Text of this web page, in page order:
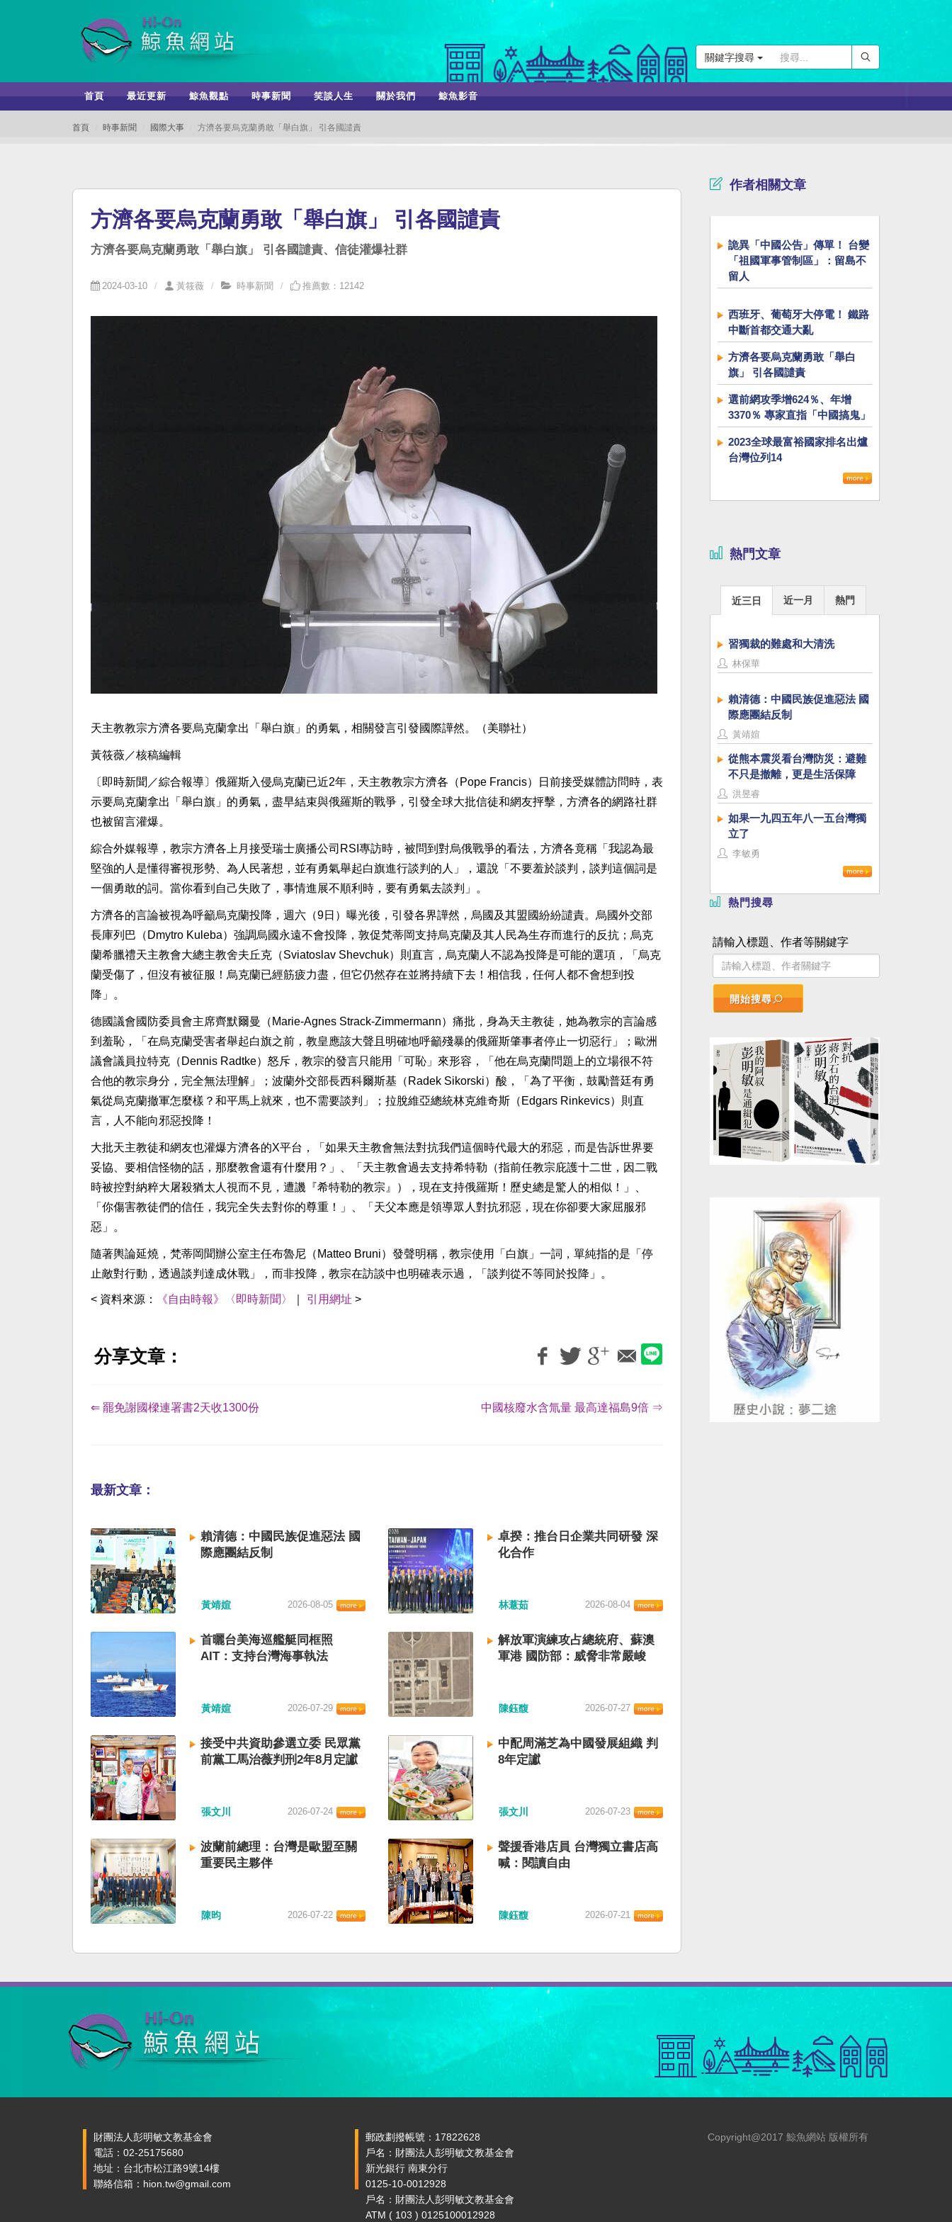
關鍵字搜尋
首頁 最近更新 鯨魚觀點 時事新聞 笑談人生 關於我們 鯨魚影音
首頁 時事新聞 國際大事 方濟各要烏克蘭勇敢「舉白旗」 引各國譴責
方濟各要烏克蘭勇敢「舉白旗」 引各國譴責
方濟各要烏克蘭勇敢「舉白旗」 引各國譴責、信徒灌爆社群
2024-03-10 黃筱薇 時事新聞 推薦數：12142
天主教教宗方濟各要烏克蘭拿出「舉白旗」的勇氣，相關發言引發國際譁然。（美聯社）
黃筱薇／核稿編輯
〔即時新聞／綜合報導〕俄羅斯入侵烏克蘭已近2年，天主教教宗方濟各（Pope Francis）日前接受媒體訪問時，表
示要烏克蘭拿出「舉白旗」的勇氣，盡早結束與俄羅斯的戰爭，引發全球大批信徒和網友抨擊，方濟各的網路社群
也被留言灌爆。
綜合外媒報導，教宗方濟各上月接受瑞士廣播公司RSI專訪時，被問到對烏俄戰爭的看法，方濟各竟稱「我認為最
堅強的人是懂得審視形勢、為人民著想，並有勇氣舉起白旗進行談判的人」，還說「不要羞於談判，談判這個詞是
一個勇敢的詞。當你看到自己失敗了，事情進展不順利時，要有勇氣去談判」。
方濟各的言論被視為呼籲烏克蘭投降，週六（9日）曝光後，引發各界譁然，烏國及其盟國紛紛譴責。烏國外交部
長庫列巴（Dmytro Kuleba）強調烏國永遠不會投降，敦促梵蒂岡支持烏克蘭及其人民為生存而進行的反抗；烏克
蘭希臘禮天主教會大總主教舍夫丘克（Sviatoslav Shevchuk）則直言，烏克蘭人不認為投降是可能的選項，「烏克
蘭受傷了，但沒有被征服！烏克蘭已經筋疲力盡，但它仍然存在並將持續下去！相信我，任何人都不會想到投
降」。
德國議會國防委員會主席齊默爾曼（Marie-Agnes Strack-Zimmermann）痛批，身為天主教徒，她為教宗的言論感
到羞恥，「在烏克蘭受害者舉起白旗之前，教皇應該大聲且明確地呼籲殘暴的俄羅斯肇事者停止一切惡行」；歐洲
議會議員拉特克（Dennis Radtke）怒斥，教宗的發言只能用「可恥」來形容，「他在烏克蘭問題上的立場很不符
合他的教宗身分，完全無法理解」；波蘭外交部長西科爾斯基（Radek Sikorski）酸，「為了平衡，鼓勵普廷有勇
氣從烏克蘭撤軍怎麼樣？和平馬上就來，也不需要談判」；拉脫維亞總統林克維奇斯（Edgars Rinkevics）則直
言，人不能向邪惡投降！
大批天主教徒和網友也灌爆方濟各的X平台，「如果天主教會無法對抗我們這個時代最大的邪惡，而是告訴世界要
妥協、要相信怪物的話，那麼教會還有什麼用？」、「天主教會過去支持希特勒（指前任教宗庇護十二世，因二戰
時被控對納粹大屠殺猶太人視而不見，遭譏『希特勒的教宗』），現在支持俄羅斯！歷史總是驚人的相似！」、
「你傷害教徒們的信任，我完全失去對你的尊重！」、「天父本應是領導眾人對抗邪惡，現在你卻要大家屈服邪
惡」。
隨著輿論延燒，梵蒂岡聞辦公室主任布魯尼（Matteo Bruni）發聲明稱，教宗使用「白旗」一詞，單純指的是「停
止敵對行動，透過談判達成休戰」，而非投降，教宗在訪談中也明確表示過，「談判從不等同於投降」。
< 資料來源： 《自由時報》〈即時新聞〉 引用網址 >
分享文章：
⇐ 罷免謝國樑連署書2天收1300份 中國核廢水含氚量 最高達福島9倍 ⇒
最新文章：
賴清德：中國民族促進惡法 國
際應團結反制
黃靖媗 2026-08-05
卓揆：推台日企業共同研發 深
化合作
林薏茹 2026-08-04
首曬台美海巡艦艇同框照
AIT：支持台灣海事執法
黃靖媗 2026-07-29
解放軍演練攻占總統府、蘇澳
軍港 國防部：威脅非常嚴峻
陳鈺馥 2026-07-27
接受中共資助參選立委 民眾黨
前黨工馬治薇判刑2年8月定讞
張文川 2026-07-24
中配周滿芝為中國發展組織 判
8年定讞
張文川 2026-07-23
波蘭前總理：台灣是歐盟至關
重要民主夥伴
陳昀 2026-07-22
聲援香港店員 台灣獨立書店高
喊：閱讀自由
陳鈺馥 2026-07-21
作者相關文章
詭異「中國公告」傳單！ 台變
「祖國軍事管制區」：留島不
留人
西班牙、葡萄牙大停電！ 鐵路
中斷首都交通大亂
方濟各要烏克蘭勇敢「舉白
旗」 引各國譴責
選前網攻季增624％、年增
3370％ 專家直指「中國搞鬼」
2023全球最富裕國家排名出爐
台灣位列14
熱門文章
近三日 近一月 熱門
習獨裁的難處和大清洗
林保華
賴清德：中國民族促進惡法 國
際應團結反制
黃靖媗
從熊本震災看台灣防災：避難
不只是撤離，更是生活保障
洪昱睿
如果一九四五年八一五台灣獨
立了
李敏勇
熱門搜尋
請輸入標題、作者等關鍵字
開始搜尋
財團法人彭明敏文教基金會
電話：02-25175680
地址：台北市松江路9號14樓
聯絡信箱：hion.tw@gmail.com
郵政劃撥帳號：17822628
戶名：財團法人彭明敏文教基金會
新光銀行 南東分行
0125-10-0012928
戶名：財團法人彭明敏文教基金會
ATM ( 103 ) 0125100012928
Copyright@2017 鯨魚網站 版權所有